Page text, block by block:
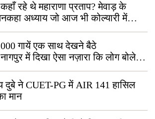
रहे थे महाराणा प्रताप? मेवाड़ के
अध्याय जो आज भी कोल्यारी में
गायें एक साथ देखने बैठे
में दिखा ऐसा नज़ारा कि लोग बोले,
ही कर सकते हैं”
दुबे ने CUET-PG में AIR 141 हासिल
मान